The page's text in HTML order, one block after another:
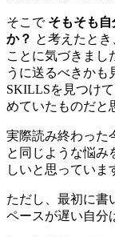
そこで そもそも
か？ と考えたと
ことに気づきまし
うに送るべきかも
SKILLSを見つけ
めていたものだと
実際読み終わった
と同じような悩み
しいと思っていま
ただし、最初に書
ペースが遅い自分